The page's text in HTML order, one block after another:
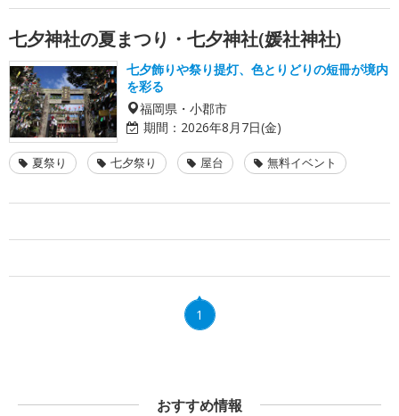
七夕神社の夏まつり・七夕神社(媛社神社)
七夕飾りや祭り提灯、色とりどりの短冊が境内
を彩る
福岡県・小郡市
期間： 2026年8月7日(金)
夏祭り 七夕祭り 屋台 無料イベント
1
おすすめ情報